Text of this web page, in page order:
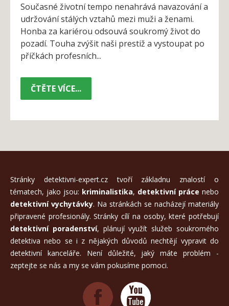
Současné životní tempo nenahrává navazování a
udržování stálých vztahů mezi muži a ženami.
Honba za kariérou odsouvá soukromý život do
pozadí. Touha zvýšit naši prestiž a vystoupat po
příčkách profesních...
ČTĚTE VÍCE...
Stránky detektivni-expert.cz tvoří základnu znalostí o
tématech, jako jsou: kriminalistika, detektivní práce nebo
detektivní vychytávky. Na stránkách se nacházejí materiály
připravené profesionály. Stránky cílí na osoby, které potřebují
detektivní poradenství, plánují využít služeb soukromého
detektiva nebo se i z nějakých důvodů nechtějí vypravit do
detektivní kanceláře. Není důležité, jaký máte problém -
zeptejte se nás a my se vám pokusíme pomoci.